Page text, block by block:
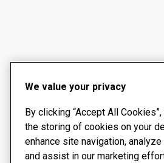
We value your privacy
By clicking “Accept All
the storing of cookies on your
enhance site navigation,
and assist in our marketing